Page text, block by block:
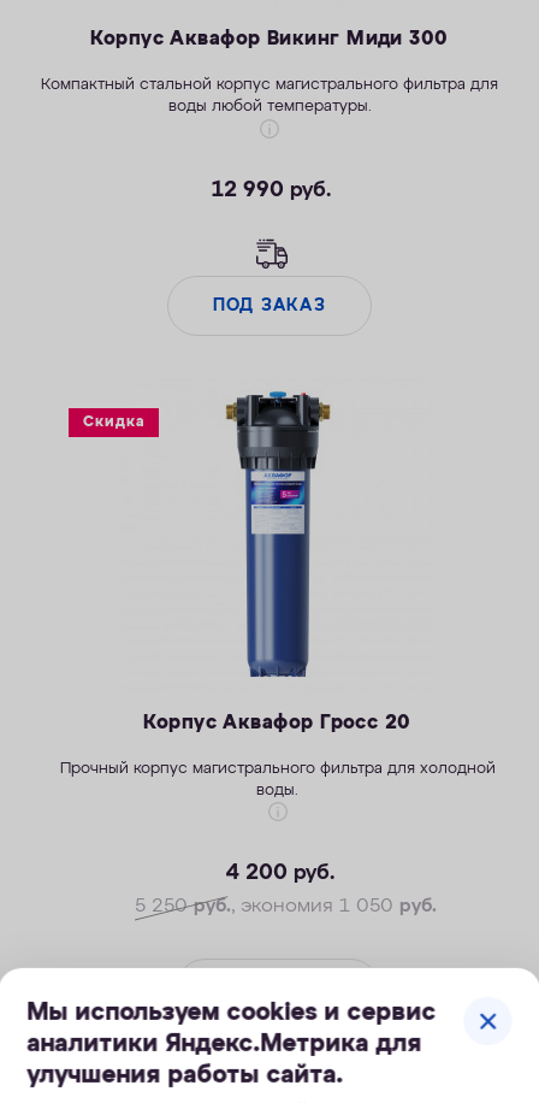
Корпус Аквафор Викинг Миди 300
Компактный стальной корпус магистрального фильтра для
воды любой температуры.
12 990 руб.
ПОД ЗАКАЗ
Скидка
Корпус Аквафор Гросс 20
Прочный корпус магистрального фильтра для холодной
воды.
4 200 руб.
5 250руб., экономия 1 050 руб.
Мы используем cookies и сервис
аналитики Яндекс.Метрика для
улучшения работы сайта.